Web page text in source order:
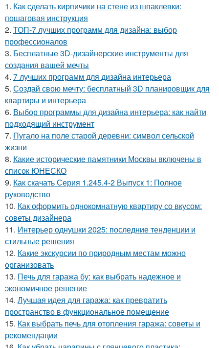
1. Как сделать кирпичики на стене из шпаклевки:
пошаговая инструкция
2. ТОП-7 лучших программ для дизайна: выбор
профессионалов
3. Бесплатные 3D-дизайнерские инструменты для
создания вашей мечты
4. 7 лучших программ для дизайна интерьера
5. Создай свою мечту: бесплатный 3D планировщик для
квартиры и интерьера
6. Выбор программы для дизайна интерьера: как найти
подходящий инструмент
7. Пугало на поле старой деревни: символ сельской
жизни
8. Какие исторические памятники Москвы включены в
список ЮНЕСКО
9. Как скачать Серия 1.245.4-2 Выпуск 1: Полное
руководство
10. Как оформить однокомнатную квартиру со вкусом:
советы дизайнера
11. Интерьер однушки 2025: последние тенденции и
стильные решения
12. Какие экскурсии по природным местам можно
организовать
13. Печь для гаража бу: как выбрать надежное и
экономичное решение
14. Лучшая идея для гаража: как превратить
пространство в функциональное помещение
15. Как выбрать печь для отопления гаража: советы и
рекомендации